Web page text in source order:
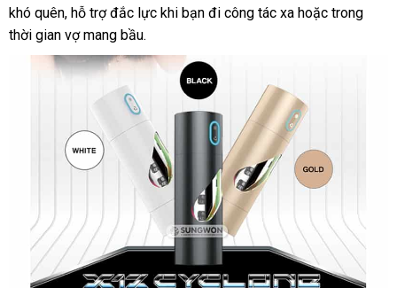
khó quên, hỗ trợ đắc lực khi bạn đi công tác xa hoặc trong
thời gian vợ mang bầu.